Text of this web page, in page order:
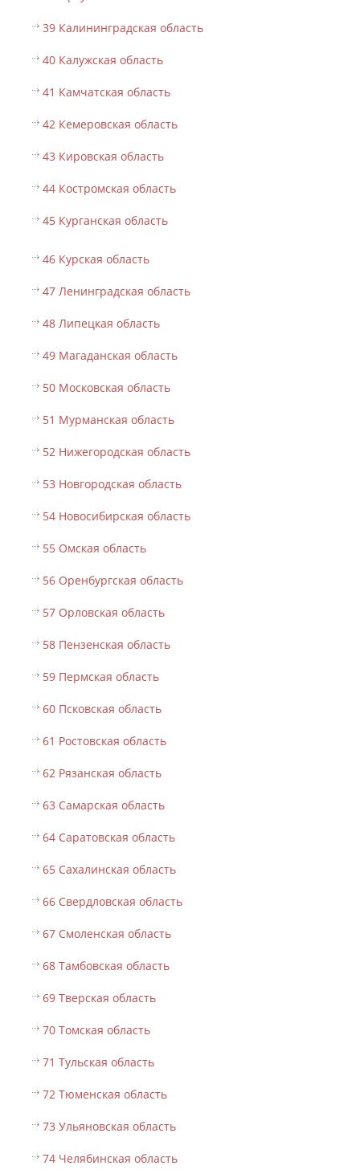
39 Калининградская область
40 Калужская область
41 Камчатская область
42 Кемеровская область
43 Кировская область
44 Костромская область
45 Курганская область
46 Курская область
47 Ленинградская область
48 Липецкая область
49 Магаданская область
50 Московская область
51 Мурманская область
52 Нижегородская область
53 Новгородская область
54 Новосибирская область
55 Омская область
56 Оренбургская область
57 Орловская область
58 Пензенская область
59 Пермская область
60 Псковская область
61 Ростовская область
62 Рязанская область
63 Самарская область
64 Саратовская область
65 Сахалинская область
66 Свердловская область
67 Смоленская область
68 Тамбовская область
69 Тверская область
70 Томская область
71 Тульская область
72 Тюменская область
73 Ульяновская область
74 Челябинская область